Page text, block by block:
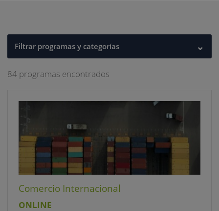
Filtrar programas y categorías ⌄
84 programas encontrados
Comercio Internacional
ONLINE